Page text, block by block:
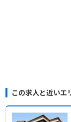
この求人と近いエ